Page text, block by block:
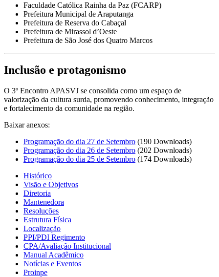
Faculdade Católica Rainha da Paz (FCARP)
Prefeitura Municipal de Araputanga
Prefeitura de Reserva do Cabaçal
Prefeitura de Mirassol d’Oeste
Prefeitura de São José dos Quatro Marcos
Inclusão e protagonismo
O 3º Encontro APASVJ se consolida como um espaço de
valorização da cultura surda, promovendo conhecimento, integração
e fortalecimento da comunidade na região.
Baixar anexos:
Programação do dia 27 de Setembro (190 Downloads)
Programação do dia 26 de Setembro (202 Downloads)
Programação do dia 25 de Setembro (174 Downloads)
Histórico
Visão e Objetivos
Diretoria
Mantenedora
Resoluções
Estrutura Física
Localização
PPI/PDI Regimento
CPA/Avaliação Institucional
Manual Acadêmico
Notícias e Eventos
Proinpe